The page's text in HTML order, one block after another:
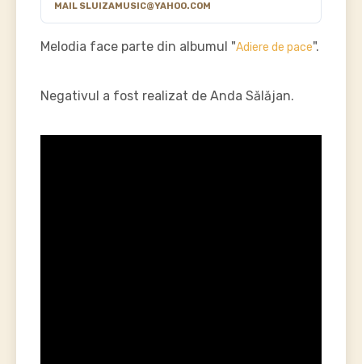
MAIL SLUIZAMUSIC@YAHOO.COM
Melodia face parte din albumul "Adiere de pace".
Negativul a fost realizat de Anda Sălăjan.